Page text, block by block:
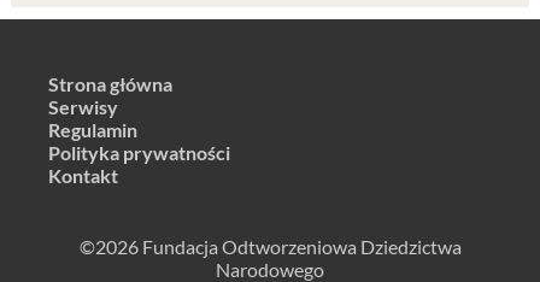
Strona główna
Serwisy
Regulamin
Polityka prywatności
Kontakt
©2026 Fundacja Odtworzeniowa Dziedzictwa
Narodowego